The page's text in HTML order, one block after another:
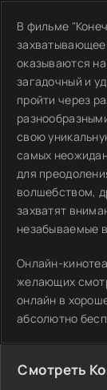
В фильме
оказываются
загадочный и
пройти через
свою
самых
для
волшебством,
захватят
незабываемые
Онлайн-
желающих
онлайн в
абсолютно
Смотреть